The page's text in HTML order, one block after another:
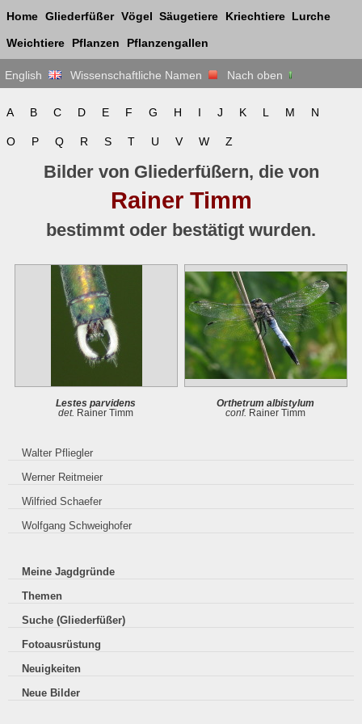
Home Gliederfüßer Vögel Säugetiere Kriechtiere Lurche
Weichtiere Pflanzen Pflanzengallen
English Wissenschaftliche Namen Nach oben
A B C D E F G H I J K L M N
O P Q R S T U V W Z
Bilder von Gliederfüßern, die von
Rainer Timm
bestimmt oder bestätigt wurden.
Lestes parvidens
det. Rainer Timm
Orthetrum albistylum
conf. Rainer Timm
Walter Pfliegler
Werner Reitmeier
Wilfried Schaefer
Wolfgang Schweighofer
Meine Jagdgründe
Themen
Suche (Gliederfüßer)
Fotoausrüstung
Neuigkeiten
Neue Bilder